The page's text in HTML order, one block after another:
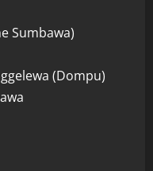
Sumbawa)
(Dompu)